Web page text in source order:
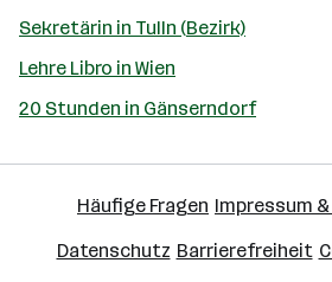
Sekretärin in Tulln (Bezirk)
Lehre Libro in Wien
20 Stunden in Gänserndorf
Häufige Fragen Impressum
Datenschutz Barrierefreiheit